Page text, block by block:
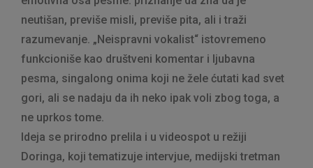
neutišan, previše misli, previše pita, ali i traži
razumevanje. „Neispravni vokalist“ istovremeno
funkcioniše kao društveni komentar i ljubavna
pesma, singalong onima koji ne žele ćutati kad svet
gori, ali se nadaju da ih neko ipak voli zbog toga, a
ne uprkos tome.
Ideja se prirodno prelila i u videospot u režiji
Doringa, koji tematizuje intervjue, medijski tretman